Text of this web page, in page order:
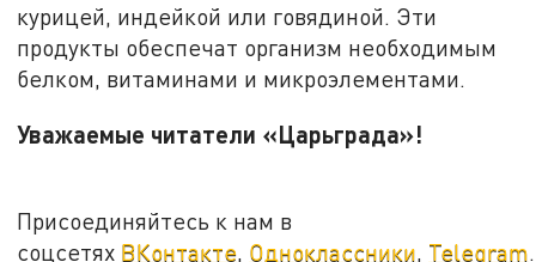
курицей, индейкой или говядиной. Эти
продукты обеспечат организм необходимым
белком, витаминами и микроэлементами.
Уважаемые читатели «Царьграда»!
Присоединяйтесь к нам в
соцсетях ВКонтакте, Одноклассники, Telegram.